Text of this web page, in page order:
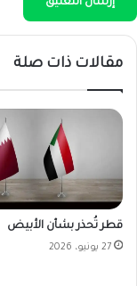
مقالات ذات صلة
قطر تُحذر بشأن الأبيض
27 يونيو، 2026